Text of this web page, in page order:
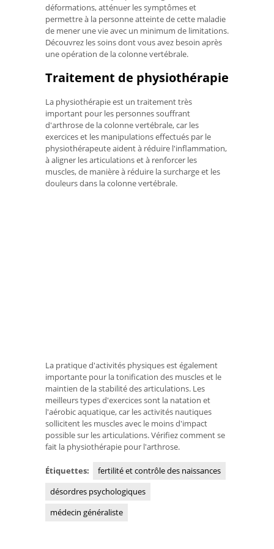
déformations, atténuer les symptômes et
permettre à la personne atteinte de cette maladie
de mener une vie avec un minimum de limitations.
Découvrez les soins dont vous avez besoin après
une opération de la colonne vertébrale.
Traitement de physiothérapie
La physiothérapie est un traitement très
important pour les personnes souffrant
d'arthrose de la colonne vertébrale, car les
exercices et les manipulations effectués par le
physiothérapeute aident à réduire l'inflammation,
à aligner les articulations et à renforcer les
muscles, de manière à réduire la surcharge et les
douleurs dans la colonne vertébrale.
La pratique d'activités physiques est également
importante pour la tonification des muscles et le
maintien de la stabilité des articulations. Les
meilleurs types d'exercices sont la natation et
l'aérobic aquatique, car les activités nautiques
sollicitent les muscles avec le moins d'impact
possible sur les articulations. Vérifiez comment se
fait la physiothérapie pour l'arthrose.
Étiquettes:
fertilité et contrôle des naissances
désordres psychologiques
médecin généraliste